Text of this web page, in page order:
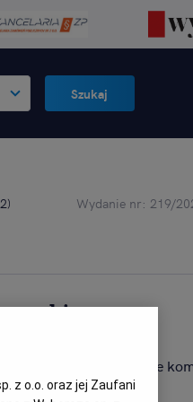
Szukaj
) Wydanie nr: 219/
atrakcyjne licytacje
z o.o. oraz jej Zaufani